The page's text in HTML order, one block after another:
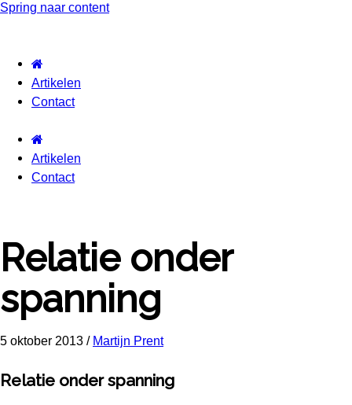
Spring naar content
Artikelen
Contact
Artikelen
Contact
Relatie onder
spanning
5 oktober 2013 / Martijn Prent
Relatie onder spanning